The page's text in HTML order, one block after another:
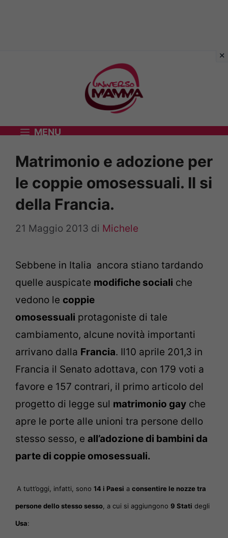
MENU
Matrimonio e adozione per
le coppie omosessuali. Il si
della Francia.
21 Maggio 2013 di Michele
Sebbene in Italia ancora stiano tardando
quelle auspicate modifiche sociali che
vedono le coppie
omosessuali protagoniste di tale
cambiamento, alcune novità importanti
arrivano dalla Francia. Il10 aprile 201,3 in
Francia il Senato adottava, con 179 voti a
favore e 157 contrari, il primo articolo del
progetto di legge sul matrimonio gay che
apre le porte alle unioni tra persone dello
stesso sesso, e all’adozione di bambini da
parte di coppie omosessuali.
A tutt’oggi, infatti, sono 14 i Paesi a consentire le nozze tra
persone dello stesso sesso, a cui si aggiungono 9 Stati degli
Usa: